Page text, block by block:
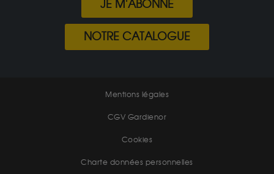
JE M'ABONNE
NOTRE CATALOGUE
Mentions légales
CGV Gardienor
Cookies
Charte données personnelles